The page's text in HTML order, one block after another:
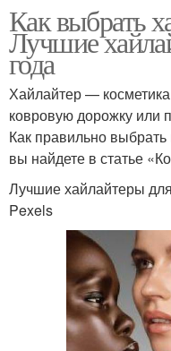
Как выбрать
Лучшие
года
Хайлайтер —
ковровую дорожку или
Как правильно
вы найдете в статье
Лучшие хайлайтеры
Pexels